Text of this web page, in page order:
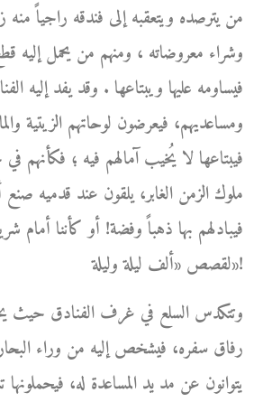
من يترصده ويتعقبه إلى فندقه راجياً منه
وشراء معروضاته ، ومنهم من يحمل إليه
فيساومه عليها ويبتاعها . وقد يفد إليه
ومساعديهم، فيعرضون لوحاتهم الزيتية
فيبتاعها لا يُخيب آمالهم فيه ؛
ملوك الزمن الغابر، يلقون عند قدميه صنع
فيبادلهم بها ذهباً وفضة! أو كأننا أمام
لقصص «ألف ليلة وليلة»!
وتتكدس السلع في غرف الفنادق حيث
رفاق سفره، فيشخص إليه من وراء
يتوانون عن مد يد المساعدة له، فيحملونها